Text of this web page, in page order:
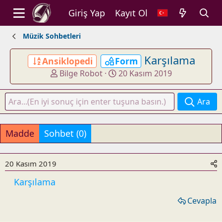
Giriş Yap Kayıt Ol
Müzik Sohbetleri
Ansiklopedi Form Karşılama
K
o
n
u
y
u
b
l
Bilge Robot
B
a
ş
l
a
n
t
20 Kasım 2019
Ara
Madde Sohbet (0)
20 Kasım 2019
Karşılama
Cevapla